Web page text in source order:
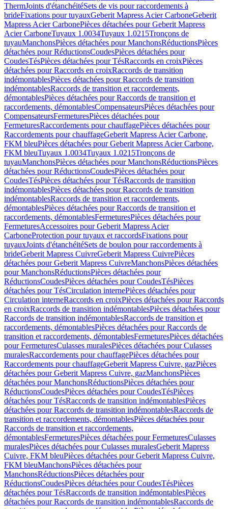
ThermJoints d'étanchéitéSets de vis pour raccordements à
brideFixations pour tuyauxGeberit Mapress Acier CarboneGeberit
Mapress Acier CarbonePièces détachées pour Geberit Mapress
Acier CarboneTuyaux 1.0034Tuyaux 1.0215Tronçons de
tuyauManchonsPièces détachées pour ManchonsRéductionsPièces
détachées pour RéductionsCoudesPièces détachées pour
CoudesTésPièces détachées pour TésRaccords en croixPièces
détachées pour Raccords en croixRaccords de transition
indémontablesPièces détachées pour Raccords de transition
indémontablesRaccords de transition et raccordements,
démontablesPièces détachées pour Raccords de transition et
raccordements, démontablesCompensateursPièces détachées pour
CompensateursFermeturesPièces détachées pour
FermeturesRaccordements pour chauffagePièces détachées pour
Raccordements pour chauffageGeberit Mapress Acier Carbone,
FKM bleuPièces détachées pour Geberit Mapress Acier Carbone,
FKM bleuTuyaux 1.0034Tuyaux 1.0215Tronçons de
tuyauManchonsPièces détachées pour ManchonsRéductionsPièces
détachées pour RéductionsCoudesPièces détachées pour
CoudesTésPièces détachées pour TésRaccords de transition
indémontablesPièces détachées pour Raccords de transition
indémontablesRaccords de transition et raccordements,
démontablesPièces détachées pour Raccords de transition et
raccordements, démontablesFermeturesPièces détachées pour
FermeturesAccessoires pour Geberit Mapress Acier
CarboneProtection pour tuyaux et raccordsFixations pour
tuyauxJoints d'étanchéitéSets de boulon pour raccordements à
brideGeberit Mapress CuivreGeberit Mapress CuivrePièces
détachées pour Geberit Mapress CuivreManchonsPièces détachées
pour ManchonsRéductionsPièces détachées pour
RéductionsCoudesPièces détachées pour CoudesTésPièces
détachées pour TésCirculation internePièces détachées pour
Circulation interneRaccords en croixPièces détachées pour Raccords
en croixRaccords de transition indémontablesPièces détachées pour
Raccords de transition indémontablesRaccords de transition et
raccordements, démontablesPièces détachées pour Raccords de
transition et raccordements, démontablesFermeturesPièces détachées
pour FermeturesCulasses muralesPièces détachées pour Culasses
muralesRaccordements pour chauffagePièces détachées pour
Raccordements pour chauffageGeberit Mapress Cuivre, gazPièces
détachées pour Geberit Mapress Cuivre, gazManchonsPièces
détachées pour ManchonsRéductionsPièces détachées pour
RéductionsCoudesPièces détachées pour CoudesTésPièces
détachées pour TésRaccords de transition indémontablesPièces
détachées pour Raccords de transition indémontablesRaccords de
transition et raccordements, démontablesPièces détachées pour
Raccords de transition et raccordements,
démontablesFermeturesPièces détachées pour FermeturesCulasses
muralesPièces détachées pour Culasses muralesGeberit Mapress
Cuivre, FKM bleuPièces détachées pour Geberit Mapress Cuivre,
FKM bleuManchonsPièces détachées pour
ManchonsRéductionsPièces détachées pour
RéductionsCoudesPièces détachées pour CoudesTésPièces
détachées pour TésRaccords de transition indémontablesPièces
détachées pour Raccords de transition indémontablesRaccords de